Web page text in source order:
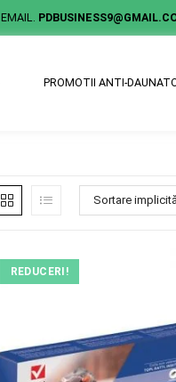
EMAIL.
PROMOTII ANTI-
Sortare implicită
REDUCERI!